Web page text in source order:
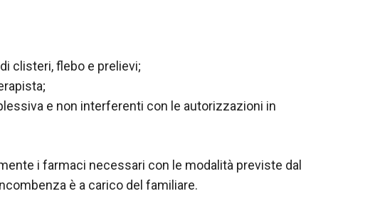
clisteri, flebo e prelievi;
e non interferenti con le autorizzazioni in
i farmaci necessari con le modalità previste dal
è a carico del familiare.